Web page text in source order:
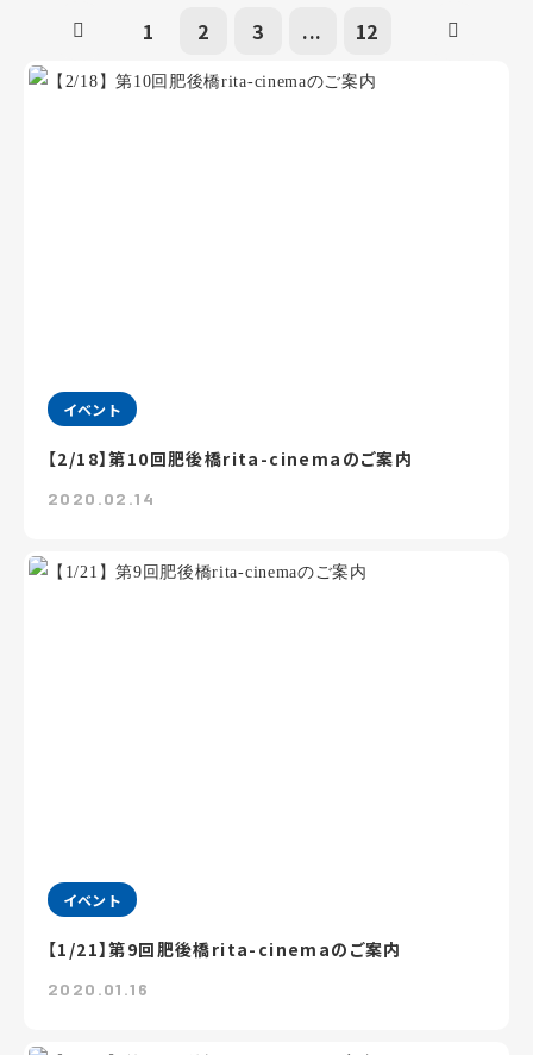
1 2 3 ... 12
イベント
【2/18】第10回肥後橋rita-cinemaのご案内
2020.02.14
イベント
【1/21】第9回肥後橋rita-cinemaのご案内
2020.01.16